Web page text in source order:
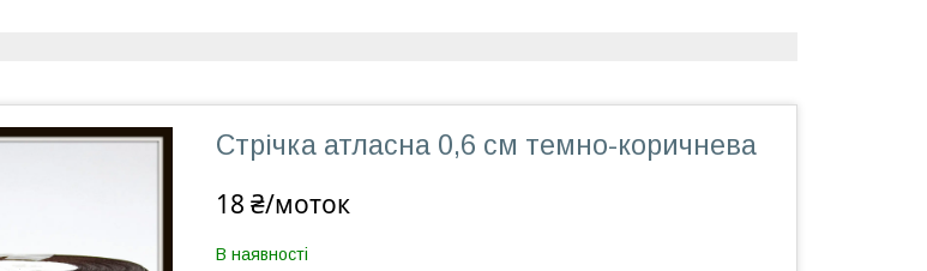
Стрічка атласна 0,6 см темно-коричнева
18 ₴/моток
В наявності